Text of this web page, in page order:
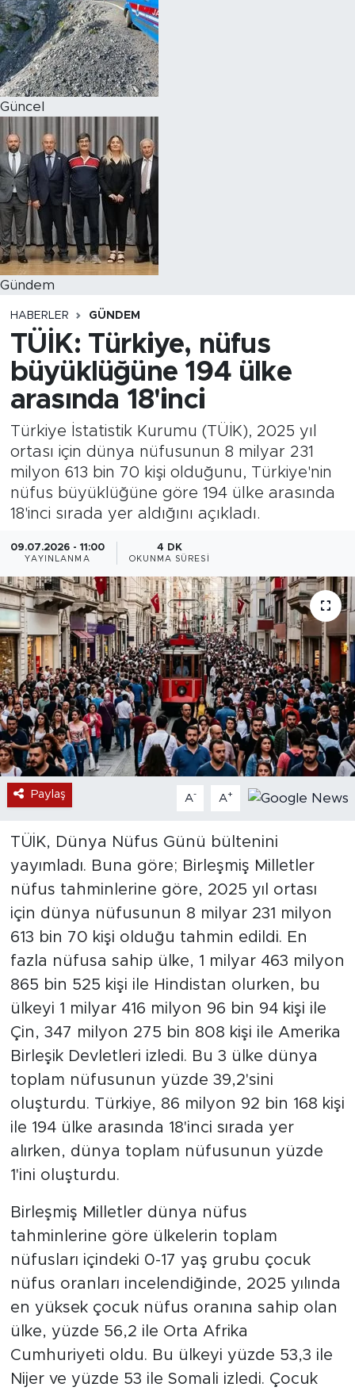
Güncel
Gündem
HABERLER GÜNDEM
TÜİK: Türkiye, nüfus
büyüklüğüne 194 ülke
arasında 18'inci
Türkiye İstatistik Kurumu (TÜİK), 2025 yıl
ortası için dünya nüfusunun 8 milyar 231
milyon 613 bin 70 kişi olduğunu, Türkiye'nin
nüfus büyüklüğüne göre 194 ülke arasında
18'inci sırada yer aldığını açıkladı.
09.07.2026 - 11:00
YAYINLANMA
4 DK
OKUNMA SÜRESI
Paylaş A- A+
TÜİK, Dünya Nüfus Günü bültenini
yayımladı. Buna göre; Birleşmiş Milletler
nüfus tahminlerine göre, 2025 yıl ortası
için dünya nüfusunun 8 milyar 231 milyon
613 bin 70 kişi olduğu tahmin edildi. En
fazla nüfusa sahip ülke, 1 milyar 463 milyon
865 bin 525 kişi ile Hindistan olurken, bu
ülkeyi 1 milyar 416 milyon 96 bin 94 kişi ile
Çin, 347 milyon 275 bin 808 kişi ile Amerika
Birleşik Devletleri izledi. Bu 3 ülke dünya
toplam nüfusunun yüzde 39,2'sini
oluşturdu. Türkiye, 86 milyon 92 bin 168 kişi
ile 194 ülke arasında 18'inci sırada yer
alırken, dünya toplam nüfusunun yüzde
1'ini oluşturdu.
Birleşmiş Milletler dünya nüfus
tahminlerine göre ülkelerin toplam
nüfusları içindeki 0-17 yaş grubu çocuk
nüfus oranları incelendiğinde, 2025 yılında
en yüksek çocuk nüfus oranına sahip olan
ülke, yüzde 56,2 ile Orta Afrika
Cumhuriyeti oldu. Bu ülkeyi yüzde 53,3 ile
Nijer ve yüzde 53 ile Somali izledi. Çocuk
Magazin
Özel Haber
Politika
Resmi İlanlar
Sağlık
Spor
Turizm